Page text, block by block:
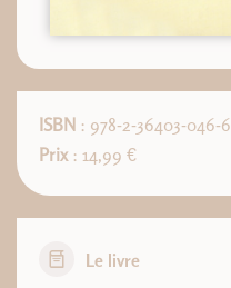
ISBN : 978-2-36403-046-6
Prix : 14,99 €
Le livre